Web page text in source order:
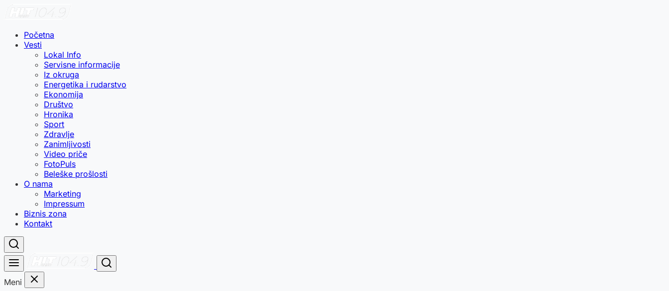
Početna
Vesti
Lokal Info
Servisne informacije
Iz okruga
Energetika i rudarstvo
Ekonomija
Društvo
Hronika
Sport
Zdravlje
Zanimljivosti
Video priče
FotoPuls
Beleške prošlosti
O nama
Marketing
Impressum
Biznis zona
Kontakt
Meni